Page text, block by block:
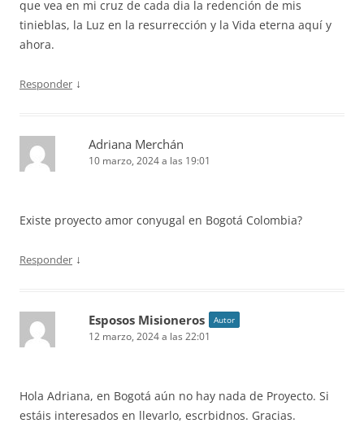
que vea en mi cruz de cada dia la redención de mis
tinieblas, la Luz en la resurrección y la Vida eterna aquí y
ahora.
Responder ↓
Adriana Merchán
10 marzo, 2024 a las 19:01
Existe proyecto amor conyugal en Bogotá Colombia?
Responder ↓
Esposos Misioneros Autor
12 marzo, 2024 a las 22:01
Hola Adriana, en Bogotá aún no hay nada de Proyecto. Si
estáis interesados en llevarlo, escrbidnos. Gracias.